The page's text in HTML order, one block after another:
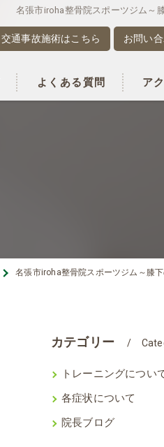
名張市iroha整骨院スポーツジム～
交通事故施術はこちら お問い
よくある質問 ア
名張市iroha整骨院スポーツジム～膝
カテゴリー
トレーニングについ
各症状について
院長ブログ